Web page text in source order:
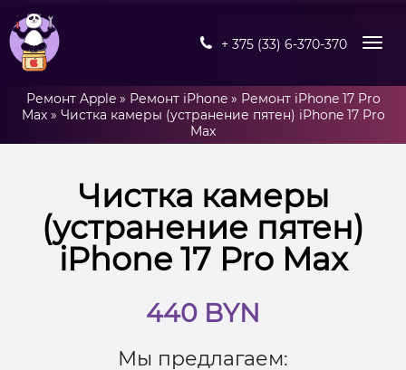
+ 375 (33) 6-370-370
Ремонт Apple» Ремонт iPhone» Ремонт iPhone 17 Pro
Max» Чистка камеры (устранение пятен) iPhone 17 Pro
Max
Чистка камеры
(устранение пятен)
iPhone 17 Pro Max
440 BYN
Мы предлагаем: